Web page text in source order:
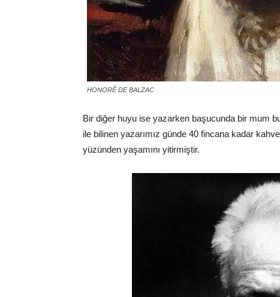
HONORÊ DE BALZAC
Bir diğer huyu ise yazarken başucunda bir mum
ile bilinen yazarımız günde 40 fincana kadar
yüzünden yaşamını yitirmiştir.